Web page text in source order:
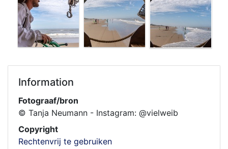
Information
Fotograaf/bron
© Tanja Neumann - Instagram: @vielweib
Copyright
Rechtenvrij te gebruiken